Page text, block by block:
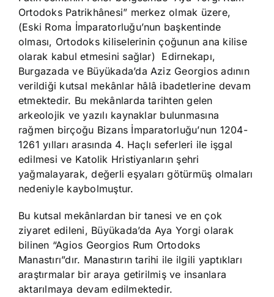
Ortodoks Patrikhânesi” merkez olmak üzere,
(Eski Roma İmparatorluğu’nun başkentinde
olması, Ortodoks kiliselerinin çoğunun ana kilise
olarak kabul etmesini sağlar) Edirnekapı,
Burgazada ve Büyükada’da Aziz Georgios adının
verildiği kutsal mekânlar hâlâ ibadetlerine devam
etmektedir. Bu mekânlarda tarihten gelen
arkeolojik ve yazılı kaynaklar bulunmasına
rağmen birçoğu Bizans İmparatorluğu’nun 1204-
1261 yılları arasında 4. Haçlı seferleri ile işgal
edilmesi ve Katolik Hristiyanların şehri
yağmalayarak, değerli eşyaları götürmüş olmaları
nedeniyle kaybolmuştur.
Bu kutsal mekânlardan bir tanesi ve en çok
ziyaret edileni, Büyükada’da Aya Yorgi olarak
bilinen “Agios Georgios Rum Ortodoks
Manastırı”dır. Manastırın tarihi ile ilgili yaptıkları
araştırmalar bir araya getirilmiş ve insanlara
aktarılmaya devam edilmektedir.